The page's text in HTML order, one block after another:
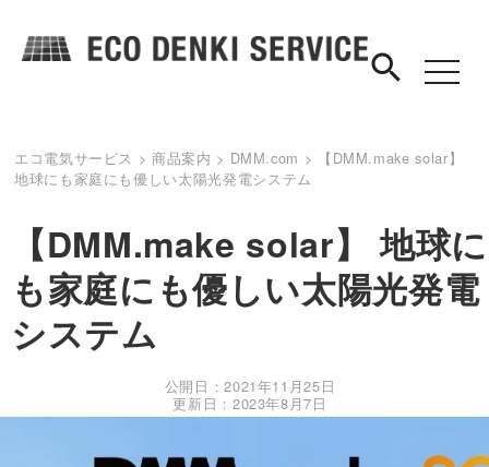
toggle
search
エコ電気サービス >商品案内 > DMM.com >
【DMM.make solar】
地球にも家庭にも優しい太陽光発電システム
【DMM.make solar】 地球に
も家庭にも優しい太陽光発電
システム
公開日：2021年11月25日
更新日：2023年8月7日